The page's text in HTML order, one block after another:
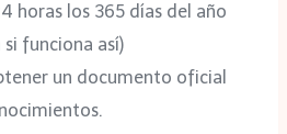
horas los 365 días del año
funciona así)
un documento oficial